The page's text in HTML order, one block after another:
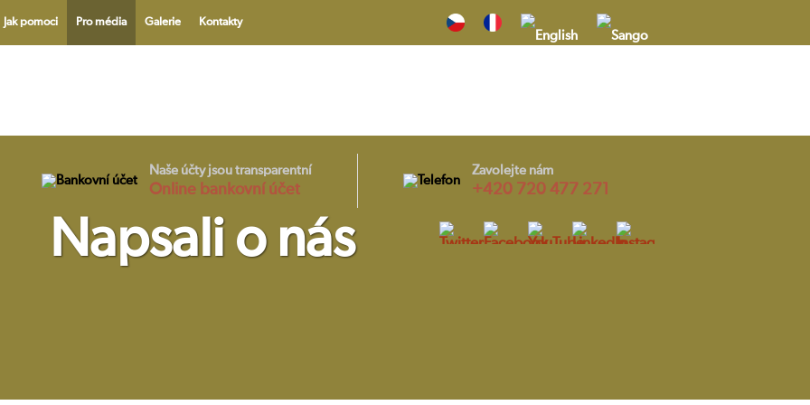
Jak pomoci Pro média Galerie Kontakty
Naše účty jsou transparentní
Online bankovní účet
Zavolejte nám
+420 720 477 271
Napsali o nás